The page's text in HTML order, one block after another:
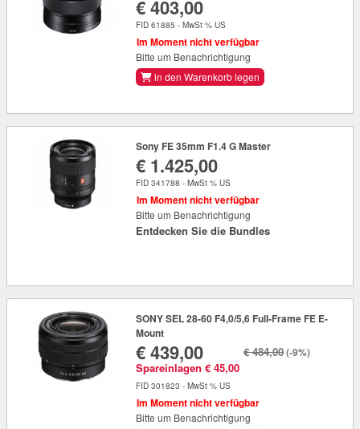
€ 403,00
FID 61885 - MwSt % US
Im Moment nicht verfügbar
Bitte um Benachrichtigung
in den Warenkorb legen
Sony FE 35mm F1.4 G Master
€ 1.425,00
FID 341788 - MwSt % US
Im Moment nicht verfügbar
Bitte um Benachrichtigung
Entdecken Sie die Bundles
SONY SEL 28-60 F4,0/5,6 Full-Frame FE E-
Mount
€ 439,00
Spareinlagen € 45,00
€ 484,00(-9%)
FID 301823 - MwSt % US
Im Moment nicht verfügbar
Bitte um Benachrichtigung